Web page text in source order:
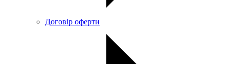
Договір оферти